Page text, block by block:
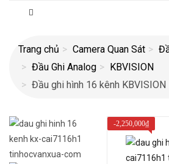
Trang chủ Camera Quan Sát
Đầu Ghi Analog
KBVISION
Đầu ghi hình 16 kênh
-2,250,000₫